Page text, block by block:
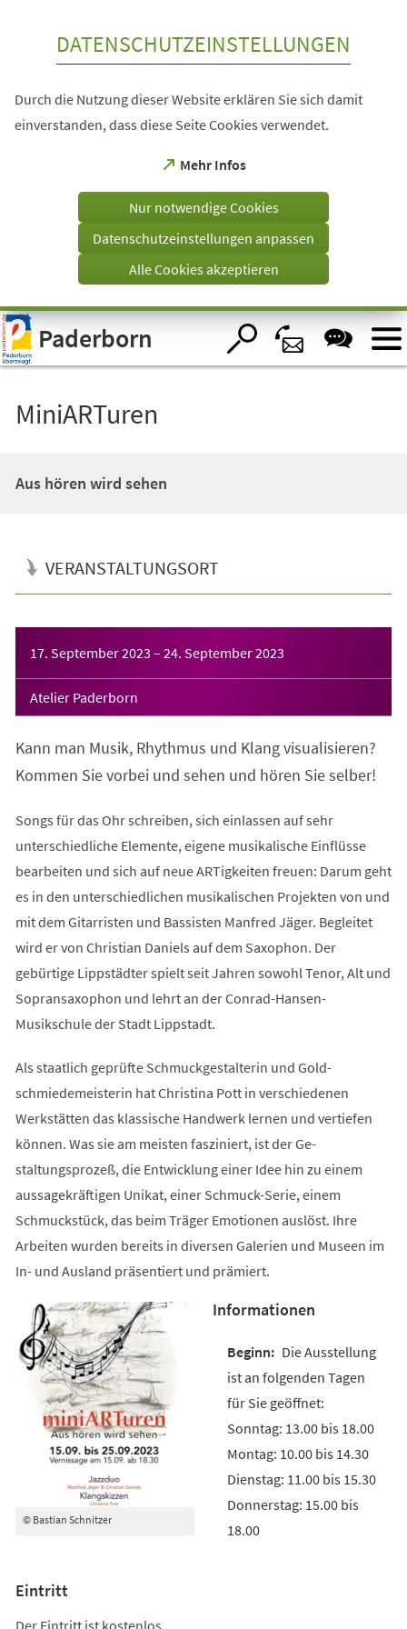
Visuelle
Assistenzsoftware
öffnen.
DATENSCHUTZEINSTELLUNGEN
Durch die Nutzung dieser Website erklären Sie sich damit
einverstanden, dass diese Seite Cookies verwendet.
Mehr Infos
(Öffnet
einem
Tab)
Nur notwendige Cookies
Datenschutzeinstellungen anpassen
Alle Cookies akzeptieren
Paderborn
MiniARTuren
Aus hören wird sehen
VERANSTALTUNGSORT
17. September 2023 – 24. September 2023
Atelier Paderborn
Kann man Musik, Rhythmus und Klang visualisieren?
Kommen Sie vorbei und sehen und hören Sie selber!
Songs für das Ohr schreiben, sich einlassen auf sehr
unterschiedliche Elemente, eigene musikalische Einflüsse
bearbeiten und sich auf neue ARTigkeiten freuen: Darum geht
es in den unterschiedlichen musikalischen Projekten von und
mit dem Gitarristen und Bassisten Manfred Jäger. Begleitet
wird er von Christian Daniels auf dem Saxophon. Der
gebürtige Lippstädter spielt seit Jahren sowohl Tenor, Alt und
Sopransaxophon und lehrt an der Conrad-Hansen-
Musikschule der Stadt Lippstadt.
Als staatlich geprüfte Schmuckgestalterin und Gold-
schmiedemeisterin hat Christina Pott in verschiedenen
Werkstätten das klassische Handwerk lernen und vertiefen
können. Was sie am meisten fasziniert, ist der Ge-
staltungsprozeß, die Entwicklung einer Idee hin zu einem
aussagekräftigen Unikat, einer Schmuck-Serie, einem
Schmuckstück, das beim Träger Emotionen auslöst. Ihre
Arbeiten wurden bereits in diversen Galerien und Museen im
In- und Ausland präsentiert und prämiert.
© Bastian Schnitzer
Informationen
Die Ausstellung
ist an folgenden Tagen
für Sie geöffnet:
Sonntag: 13.00 bis 18.00
Montag: 10.00 bis 14.30
Dienstag: 11.00 bis 15.30
Donnerstag: 15.00 bis
18.00
Eintritt
Der Eintritt ist kostenlos